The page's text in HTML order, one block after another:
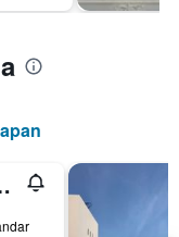
Apartments